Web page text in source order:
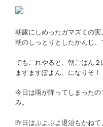
朝露にしめったガマズミの実
朝のしっとりとしたかんじ、
でもこれやると、朝ごはん２
ますますぽよん、になりそ！
今日は雨が降ってしまった
み。
昨日はぷよぷよ退治もかね